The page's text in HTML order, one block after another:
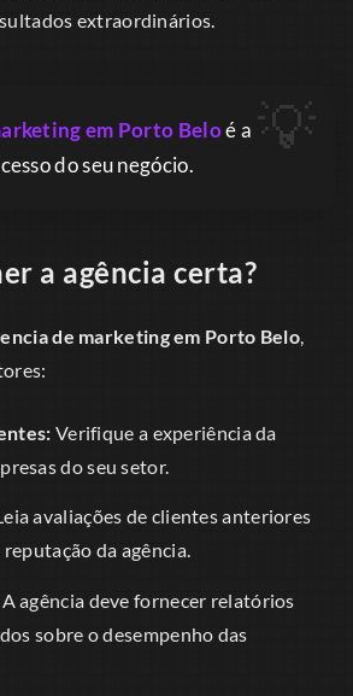
extraordinários.
em Porto Beloé a
do seu negócio.
a agência certa?
de marketing em Porto Belo
Verifique a experiência da
do seu setor.
avaliações de clientes anteriores
da agência.
A agência deve fornecer relatórios
sobre o desempenho das